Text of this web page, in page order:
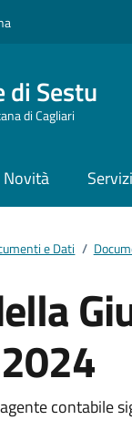
di Sestu
di Cagliari
Novità Servizi
e Dati /
contabile